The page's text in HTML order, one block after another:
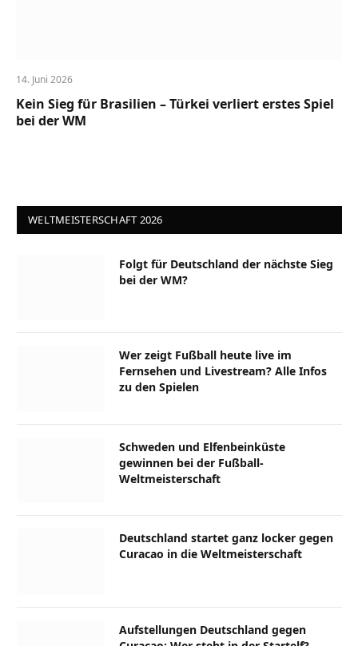
14. Juni 2026
Kein Sieg für Brasilien – Türkei verliert erstes Spiel
bei der WM
WELTMEISTERSCHAFT 2026
Folgt für Deutschland der nächste Sieg
bei der WM?
Wer zeigt Fußball heute live im
Fernsehen und Livestream? Alle Infos
zu den Spielen
Schweden und Elfenbeinküste
gewinnen bei der Fußball-
Weltmeisterschaft
Deutschland startet ganz locker gegen
Curacao in die Weltmeisterschaft
Aufstellungen Deutschland gegen